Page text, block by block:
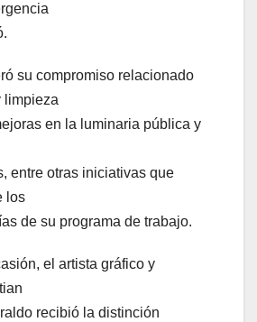
su compromiso relacionado
limpieza
en la luminaria pública y
entre otras iniciativas que
los
de su programa de trabajo.
el artista gráfico y
recibió la distinción